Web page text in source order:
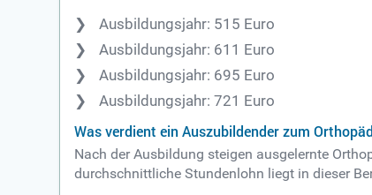
Ausbildungsjahr: 515 Euro
Ausbildungsjahr: 611 Euro
Ausbildungsjahr: 695 Euro
Ausbildungsjahr: 721 Euro
Was verdient ein Auszubildender zum
Nach der Ausbildung steigen ausgelernte
durchschnittliche Stundenlohn liegt in dieser